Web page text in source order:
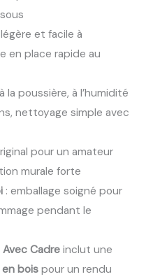
et facile à
en place rapide au
la poussière, à l’humidité
nettoyage simple avec
pour un amateur
murale forte
: emballage soigné pour
pendant le
Avec Cadreinclut une
boispour un rendu